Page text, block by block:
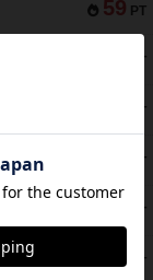
59 PT
PT
PT
PT
PT
45 PT